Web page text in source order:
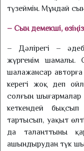
түзеймін. Мұн­дай
– Сын демекші,
– Дәлірегі –
жүргенім шамалы.
шалажансар
керегі жоқ деп
сол­ғын шығармалар
кеткендей
тартысып, уақыт
да таланттыны
ашындырудан түк